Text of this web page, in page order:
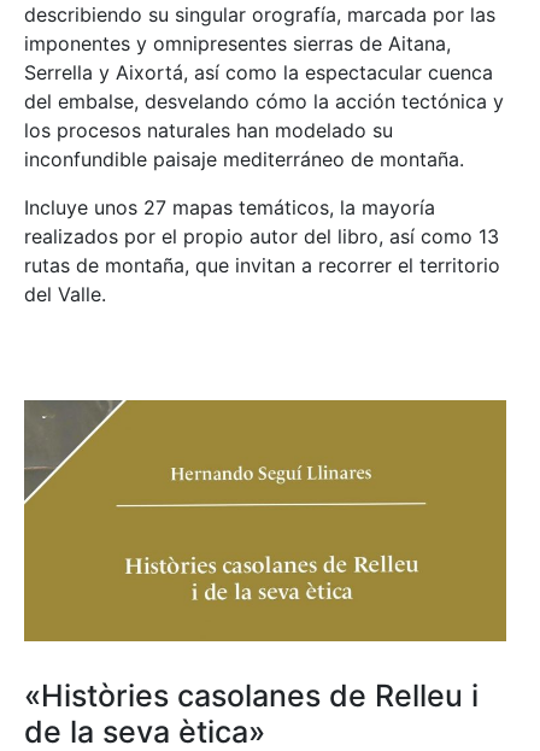
describiendo su singular orografía, marcada por las
imponentes y omnipresentes sierras de Aitana,
Serrella y Aixortá, así como la espectacular cuenca
del embalse, desvelando cómo la acción tectónica y
los procesos naturales han modelado su
inconfundible paisaje mediterráneo de montaña.
Incluye unos 27 mapas temáticos, la mayoría
realizados por el propio autor del libro, así como 13
rutas de montaña, que invitan a recorrer el territorio
del Valle.
«Històries casolanes de Relleu i
de la seva ètica»